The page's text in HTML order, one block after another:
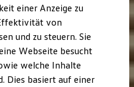
einer Anzeige zu
von
und zu steuern. Sie
Webseite besucht
welche Inhalte
Dies basiert auf einer